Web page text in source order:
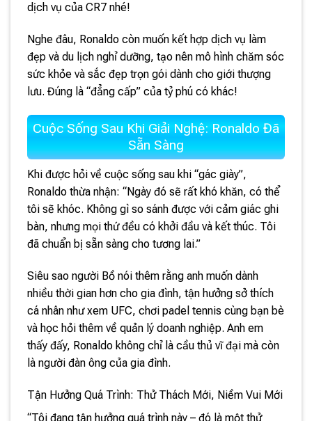
dịch vụ của CR7 nhé!
Nghe đâu, Ronaldo còn muốn kết hợp dịch vụ làm
đẹp và du lịch nghỉ dưỡng, tạo nên mô hình chăm sóc
sức khỏe và sắc đẹp trọn gói dành cho giới thượng
lưu. Đúng là “đẳng cấp” của tỷ phú có khác!
Cuộc Sống Sau Khi Giải Nghệ: Ronaldo Đã
Sẵn Sàng
Khi được hỏi về cuộc sống sau khi “gác giày”,
Ronaldo thừa nhận: “Ngày đó sẽ rất khó khăn, có thể
tôi sẽ khóc. Không gì so sánh được với cảm giác ghi
bàn, nhưng mọi thứ đều có khởi đầu và kết thúc. Tôi
đã chuẩn bị sẵn sàng cho tương lai.”
Siêu sao người Bồ nói thêm rằng anh muốn dành
nhiều thời gian hơn cho gia đình, tận hưởng sở thích
cá nhân như xem UFC, chơi padel tennis cùng bạn bè
và học hỏi thêm về quản lý doanh nghiệp. Anh em
thấy đấy, Ronaldo không chỉ là cầu thủ vĩ đại mà còn
là người đàn ông của gia đình.
Tận Hưởng Quá Trình: Thử Thách Mới, Niềm Vui Mới
“Tôi đang tận hưởng quá trình này – đó là một thử